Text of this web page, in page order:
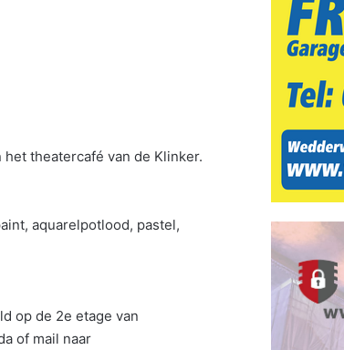
theatercafé van de Klinker.
aquarelpotlood, pastel,
op de 2e etage van
of mail naar